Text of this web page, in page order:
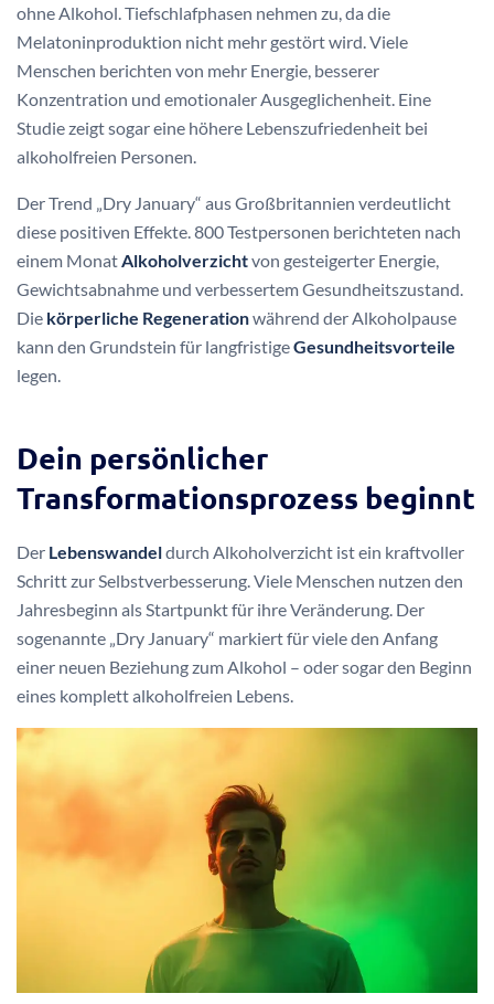
ohne Alkohol. Tiefschlafphasen nehmen zu, da die
Melatoninproduktion nicht mehr gestört wird. Viele
Menschen berichten von mehr Energie, besserer
Konzentration und emotionaler Ausgeglichenheit. Eine
Studie zeigt sogar eine höhere Lebenszufriedenheit bei
alkoholfreien Personen.
Der Trend „Dry January“ aus Großbritannien verdeutlicht
diese positiven Effekte. 800 Testpersonen berichteten nach
einem Monat Alkoholverzichtvon gesteigerter Energie,
Gewichtsabnahme und verbessertem Gesundheitszustand.
Die körperliche Regenerationwährend der Alkoholpause
kann den Grundstein für langfristigeGesundheitsvorteile
legen.
Dein persönlicher
Transformationsprozess beginnt
Der Lebenswandeldurch Alkoholverzicht ist ein kraftvoller
Schritt zur Selbstverbesserung. Viele Menschen nutzen den
Jahresbeginn als Startpunkt für ihre Veränderung. Der
sogenannte „Dry January“ markiert für viele den Anfang
einer neuen Beziehung zum Alkohol – oder sogar den Beginn
eines komplett alkoholfreien Lebens.